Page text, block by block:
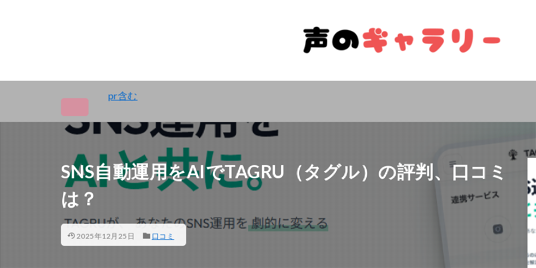
pr含む
SNS自動運用をAIでTAGRU（タグル）の評判、口コミ
は？
2025年12月25日 口コミ